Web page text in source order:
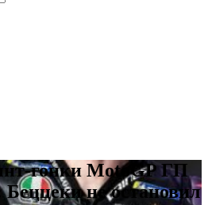
гонки MotoGP ГП
не остановил